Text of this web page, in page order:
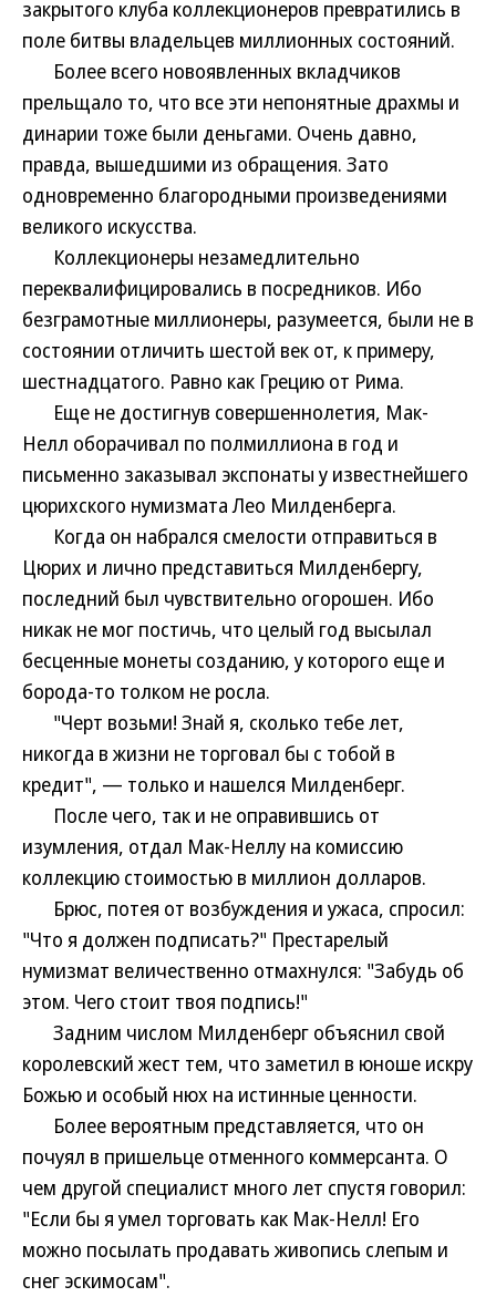
закрытого клуба коллекционеров превратились в
поле битвы владельцев миллионных состояний.
Более всего новоявленных вкладчиков
прельщало то, что все эти непонятные драхмы и
динарии тоже были деньгами. Очень давно,
правда, вышедшими из обращения. Зато
одновременно благородными произведениями
великого искусства.
Коллекционеры незамедлительно
переквалифицировались в посредников. Ибо
безграмотные миллионеры, разумеется, были не в
состоянии отличить шестой век от, к примеру,
шестнадцатого. Равно как Грецию от Рима.
Еще не достигнув совершеннолетия, Мак-
Нелл оборачивал по полмиллиона в год и
письменно заказывал экспонаты у известнейшего
цюрихского нумизмата Лео Милденберга.
Когда он набрался смелости отправиться в
Цюрих и лично представиться Милденбергу,
последний был чувствительно огорошен. Ибо
никак не мог постичь, что целый год высылал
бесценные монеты созданию, у которого еще и
борода-то толком не росла.
"Черт возьми! Знай я, сколько тебе лет,
никогда в жизни не торговал бы с тобой в
кредит", — только и нашелся Милденберг.
После чего, так и не оправившись от
изумления, отдал Мак-Неллу на комиссию
коллекцию стоимостью в миллион долларов.
Брюс, потея от возбуждения и ужаса, спросил:
"Что я должен подписать?" Престарелый
нумизмат величественно отмахнулся: "Забудь об
этом. Чего стоит твоя подпись!"
Задним числом Милденберг объяснил свой
королевский жест тем, что заметил в юноше искру
Божью и особый нюх на истинные ценности.
Более вероятным представляется, что он
почуял в пришельце отменного коммерсанта. О
чем другой специалист много лет спустя говорил:
"Если бы я умел торговать как Мак-Нелл! Его
можно посылать продавать живопись слепым и
снег эскимосам".